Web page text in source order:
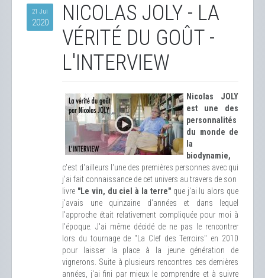
21 Jui
2020
NICOLAS JOLY - LA
VÉRITÉ DU GOÛT -
L'INTERVIEW
Nicolas JOLY
est une des
personnalités
du monde de
la
biodynamie,
c'est d'ailleurs l'une des premières personnes avec qui
j'ai fait connaissance de cet univers au travers de son
livre "Le vin, du ciel à la terre"que j'ai lu alors que
j'avais une quinzaine d'années et dans lequel
l'approche était relativement compliquée pour moi à
l'époque. J'ai même décidé de ne pas le rencontrer
lors du tournage de "La Clef des Terroirs" en 2010
pour laisser la place à la jeune génération de
vignerons. Suite à plusieurs rencontres ces dernières
années, j'ai fini par mieux le comprendre et à suivre